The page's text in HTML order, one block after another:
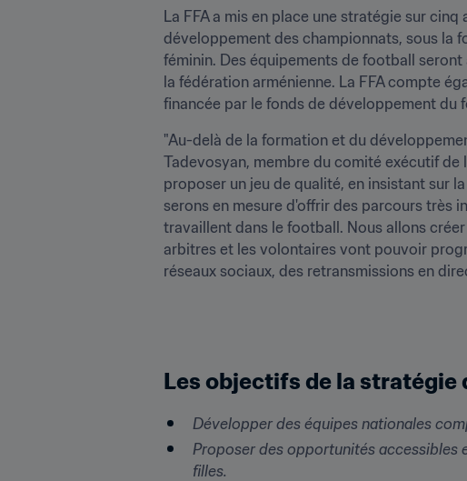
La FFA a mis en place une stratégie sur
développement des championnats, sous la
féminin. Des équipements de football
la fédération arménienne. La FFA compte
financée par le fonds de développement du
"Au-delà de la formation et du
Tadevosyan, membre du comité exécutif
proposer un jeu de qualité, en insistant sur
serons en mesure d'offrir des parcours très
travaillent dans le football. Nous allons
arbitres et les volontaires vont pouvoir
réseaux sociaux, des retransmissions en
Les objectifs de la
Développer des équipes nationales
Proposer des opportunités accessibles
filles.